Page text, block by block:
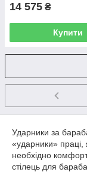
14 575 ₴
Купити
Ударники за
«ударники» праці,
необхідно
стілець для